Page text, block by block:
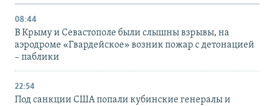
08:44
В Крыму и Севастополе были слышны взрывы, на
аэродроме «Гвардейское» возник пожар с детонацией
– паблики
22:54
Под санкции США попали кубинские генералы и